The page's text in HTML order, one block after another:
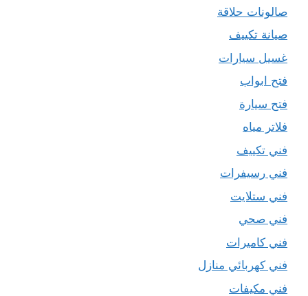
صالونات حلاقة
صيانة تكييف
غسيل سيارات
فتح ابواب
فتح سيارة
فلاتر مياه
فني تكييف
فني رسيفرات
فني ستلايت
فني صحي
فني كاميرات
فني كهربائي منازل
فني مكيفات